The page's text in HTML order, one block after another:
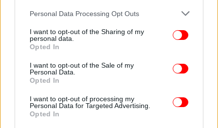
Please note that this website/app uses one or more Google
not limited to your visit or usage behaviour. You may click to
grant or deny consent to Google and its third-party tags to
use your data for below specified purposes in below Google
consent section.
Personal Data Processing Opt Outs
I want to opt-out of the Sharing of my
personal data.
Opted In
I want to opt-out of the Sale of my
Personal Data.
Opted In
I want to opt-out of processing my
Personal Data for Targeted Advertising.
Opted In
Το «Ελ Νίνιο» δεν βαραίνει το σύστημα αναφορικά με
την Ελλάδα
Σύμφωνα με τον μετεωρολόγο το
είναι σε εξέλιξη. Πολλοί πιθανολογούν ότι
υπάρχουν κάποια ενδεχόμενα για το αν θα φτάσει
Ο κ. Καντερές σχολιάζει στο iefimerida ότι «πάντα